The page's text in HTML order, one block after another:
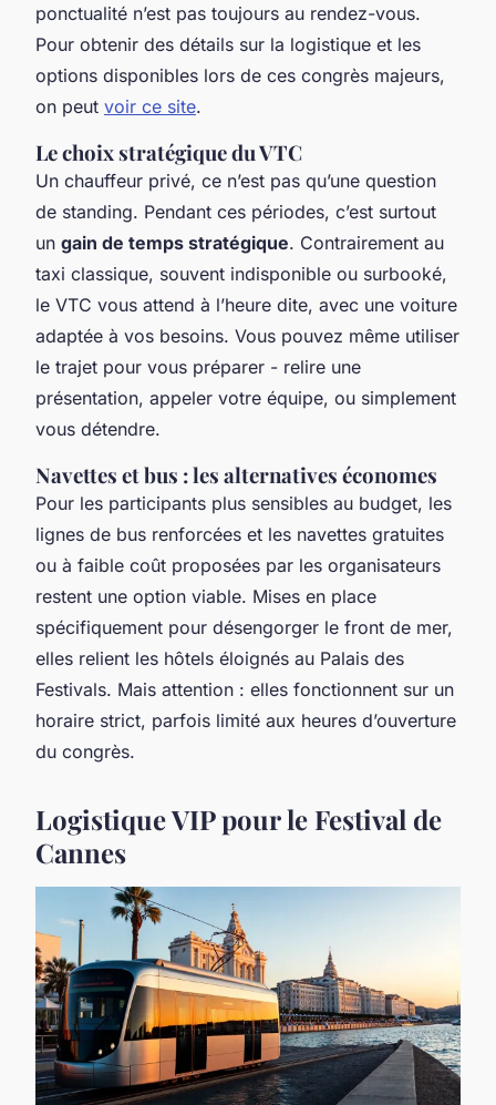
ponctualité n’est pas toujours au rendez-vous.
Pour obtenir des détails sur la logistique et les
options disponibles lors de ces congrès majeurs,
on peut voir ce site.
Le choix stratégique du VTC
Un chauffeur privé, ce n’est pas qu’une question
de standing. Pendant ces périodes, c’est surtout
un gain de temps stratégique. Contrairement au
taxi classique, souvent indisponible ou surbooké,
le VTC vous attend à l’heure dite, avec une voiture
adaptée à vos besoins. Vous pouvez même utiliser
le trajet pour vous préparer - relire une
présentation, appeler votre équipe, ou simplement
vous détendre.
Navettes et bus : les alternatives économes
Pour les participants plus sensibles au budget, les
lignes de bus renforcées et les navettes gratuites
ou à faible coût proposées par les organisateurs
restent une option viable. Mises en place
spécifiquement pour désengorger le front de mer,
elles relient les hôtels éloignés au Palais des
Festivals. Mais attention : elles fonctionnent sur un
horaire strict, parfois limité aux heures d’ouverture
du congrès.
Logistique VIP pour le Festival de
Cannes